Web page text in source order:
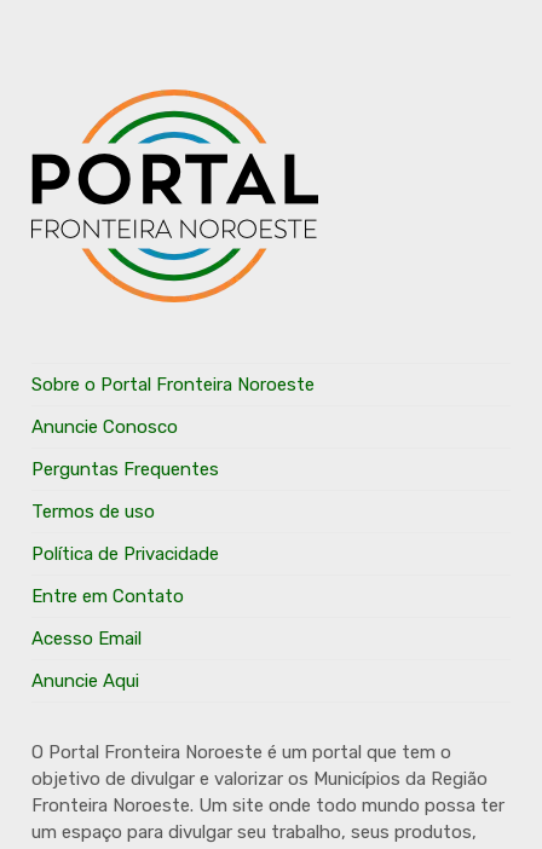
Sobre o Portal Fronteira Noroeste
Anuncie Conosco
Perguntas Frequentes
Termos de uso
Política de Privacidade
Entre em Contato
Acesso Email
Anuncie Aqui
O Portal Fronteira Noroeste é um portal que tem o
objetivo de divulgar e valorizar os Municípios da Região
Fronteira Noroeste. Um site onde todo mundo possa ter
um espaço para divulgar seu trabalho, seus produtos,